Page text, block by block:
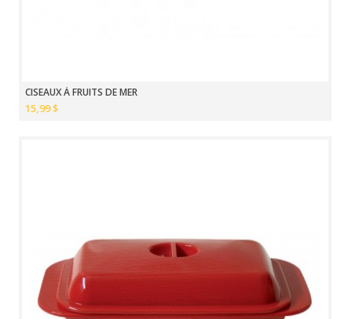
CISEAUX À FRUITS DE MER
15,99 $